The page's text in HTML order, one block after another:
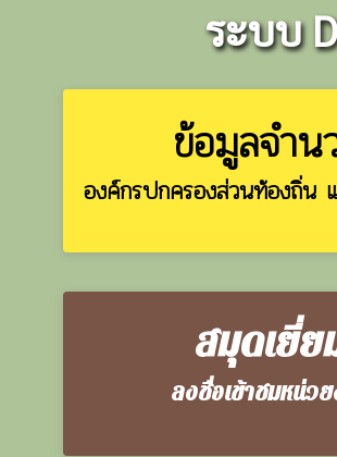
ระบบ
ข้อมูลจำ
องค์กรปกครองส่วนท้องถิ่น
สมุดเยี่ย
ลงชื่อเข้าชมหน่ว